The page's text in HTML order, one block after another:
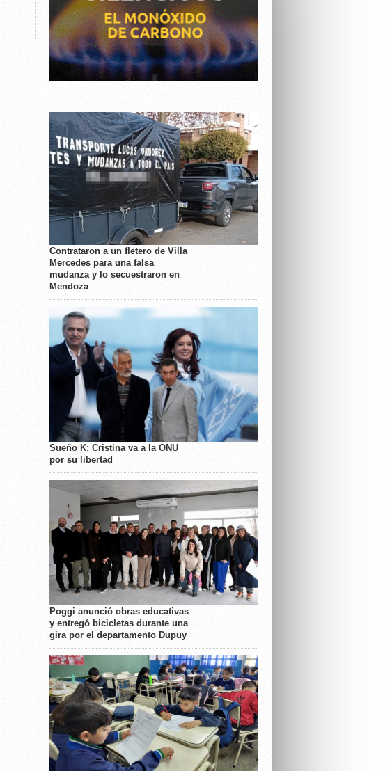
Contrataron a un fletero de Villa
Mercedes para una falsa
mudanza y lo secuestraron en
Mendoza
Sueño K: Cristina va a la ONU
por su libertad
Poggi anunció obras educativas
y entregó bicicletas durante una
gira por el departamento Dupuy